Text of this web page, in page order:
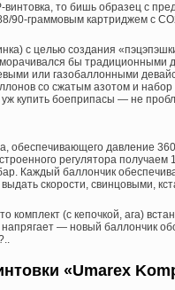
то бишь образец с
90-граммовым картриджем с
с целью создания
бы традиционными
или газобаллонными
со сжатым азотом и набор
купить боеприпасы — не
обеспечивающего давление
регулятора получаем
Каждый баллончик
скорости, свинцовыми,
(с кепочкой, ага)
— новый баллончик
«Umarex